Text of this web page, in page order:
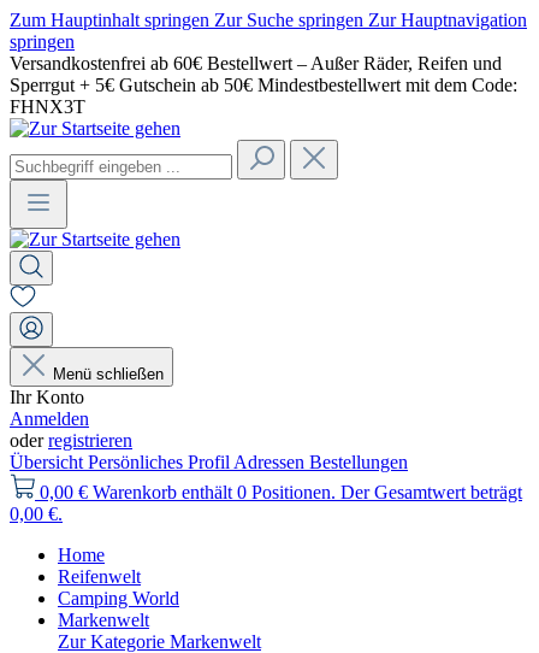
Zum Hauptinhalt springen Zur Suche springen Zur Hauptnavigation
springen
Versandkostenfrei ab 60€ Bestellwert – Außer Räder, Reifen und
Sperrgut + 5€ Gutschein ab 50€ Mindestbestellwert mit dem Code:
FHNX3T
Menü schließen
Ihr Konto
Anmelden
oderregistrieren
Übersicht Persönliches Profil Adressen Bestellungen
0,00 € Warenkorb enthält 0 Positionen. Der Gesamtwert beträgt
0,00 €.
Home
Reifenwelt
Camping World
Markenwelt
Zur Kategorie Markenwelt